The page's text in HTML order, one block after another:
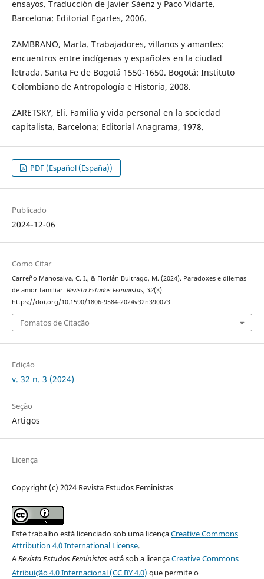
ensayos. Traducción de Javier Sáenz y Paco Vidarte.
Barcelona: Editorial Egarles, 2006.
ZAMBRANO, Marta. Trabajadores, villanos y amantes:
encuentros entre indígenas y españoles en la ciudad
letrada. Santa Fe de Bogotá 1550-1650. Bogotá: Instituto
Colombiano de Antropología e Historia, 2008.
ZARETSKY, Eli. Familia y vida personal en la sociedad
capitalista. Barcelona: Editorial Anagrama, 1978.
PDF (Español (España))
Publicado
2024-12-06
Como Citar
Carreño Manosalva, C. I., & Florián Buitrago, M. (2024). Paradoxes e dilemas
de amor familiar. Revista Estudos Feministas, 32(3).
https://doi.org/10.1590/1806-9584-2024v32n390073
Fomatos de Citação
Edição
v. 32 n. 3 (2024)
Seção
Artigos
Licença
Copyright (c) 2024 Revista Estudos Feministas
Este trabalho está licenciado sob uma licençaCreative Commons
Attribution 4.0 International License.
ARevista Estudos Feministasestá sob a licençaCreative Commons
Atribuição 4.0 Internacional (CC BY 4.0) que permite o